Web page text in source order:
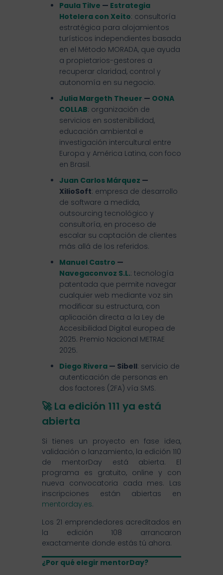
Paula Tilve — Estrategia
Hotelera con Xeito: consultoría
estratégica para alojamientos
turísticos independientes basada
en el Método MORADA, que ayuda
a propietarios-gestores a
recuperar claridad, control y
autonomía en su negocio.
Julia Margeth Theuer — OONA
COLLAB: organización de
servicios en sostenibilidad,
educación ambiental e
investigación intercultural entre
Europa y América Latina, con foco
en Brasil.
Juan Carlos Márquez —
XilioSoft: empresa de desarrollo
de software a medida,
outsourcing tecnológico y
consultoría, en proceso de
escalar su captación de clientes
más allá de los referidos.
Manuel Castro —
Navegaconvoz S.L.: tecnología
patentada que permite navegar
cualquier web mediante voz sin
modificar su estructura, con
aplicación directa a la Ley de
Accesibilidad Digital europea de
2025. Premio Nacional METRAE
2025.
Diego Rivera — Sibell: servicio de
autenticación de personas en
dos factores (2FA) vía SMS.
🚀 La edición 111 ya está
abierta
Si tienes un proyecto en fase idea,
validación o lanzamiento, la edición 110
de mentorDay está abierta. El
programa es gratuito, online y con
nueva convocatoria cada mes. Las
inscripciones están abiertas en
mentorday.es.
Los 21 emprendedores acreditados en
la edición 108 arrancaron
exactamente donde estás tú ahora.
¿Por qué elegir mentorDay?